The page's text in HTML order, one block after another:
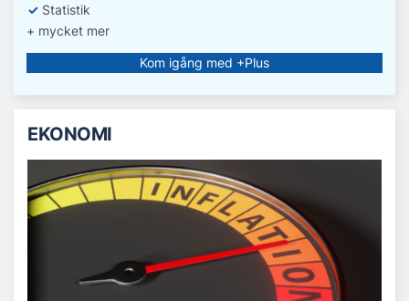
✓ Statistik
+ mycket mer
Kom igång med +Plus
EKONOMI